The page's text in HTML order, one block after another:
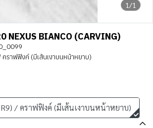
1/1
NEXUS BIANCO (CARVING)
ราฟฟิงค์ (มีเส้นเงาบนหน้าหยาบ)
/ คราฟฟิงค์ (มีเส้นเงาบนหน้าหยาบ)